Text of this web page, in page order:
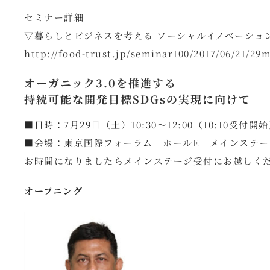
セミナー詳細
▽暮らしとビジネスを考える ソーシャルイノベーショ
http://food-trust.jp/seminar100/2017/06/21/
オーガニック3.0を推進する
持続可能な開発目標SDGsの実現に向けて
■日時：7月29日（土）10:30～12:00（10:10受付開始
■会場：東京国際フォーラム ホールE メインステー
お時間になりましたらメインステージ受付にお越しくだ
オープニング